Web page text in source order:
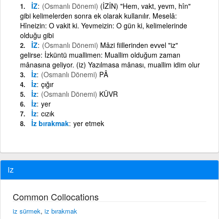
İZ (Osmanlı Dönemi) (İZİN) "Hem, vakt, yevm, hîn"
gibi kelimelerden sonra ek olarak kullanılır. Meselâ:
Hîneizin: O vakit ki. Yevmeizin: O gün ki, kelimelerinde
olduğu gibi
İZ (Osmanlı Dönemi) Mâzi fiillerinden evvel "iz"
gelirse: İzküntü muallimen: Muallim olduğum zaman
mânasına geliyor. (iz) Yazılmasa mânası, muallim idim olur
İz (Osmanlı Dönemi) PÂ
İz çığır
İz (Osmanlı Dönemi) KÜVR
İz yer
İz cızık
İz bırakmak yer etmek
iz
Common Collocations
iz sürmek, iz bırakmak